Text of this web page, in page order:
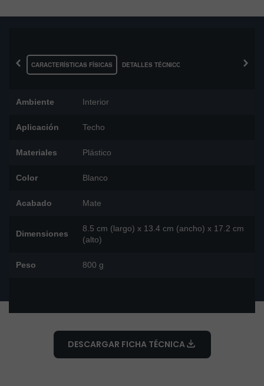
‹ CARACTERÍSTICAS FÍSICAS DETALLES TÉCNICOS ›
Ambiente Interior
Aplicación Techo
Materiales Plástico
Color Blanco
Acabado Mate
Dimensiones
8.5 cm (largo) x 13.4 cm (ancho) x 17.2 cm
(alto)
Peso 800 g
DESCARGAR FICHA TÉCNICA